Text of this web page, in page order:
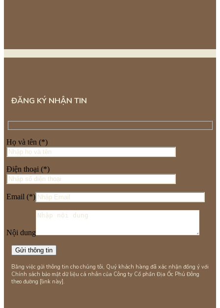
ĐĂNG KÝ NHẬN TIN
Họ và tên (*)
Điện thoại (*)
Email (*)
Nội dung
Bằng việc gửi thông tin cho chúng tôi, Quý khách hàng đã xác nhận đồng ý với
Chính sách bảo mật dữ liệu cá nhân của Công ty Cổ phần Địa Ốc Phú Đông
theo đường [link này].